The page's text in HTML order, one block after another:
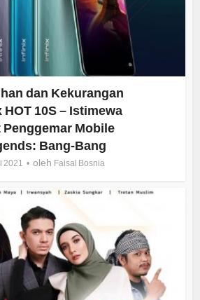
dan Kekurangan
10S – Istimewa
Penggemar Mobile
Bang-Bang
2021 oleh Faisal Bosnia